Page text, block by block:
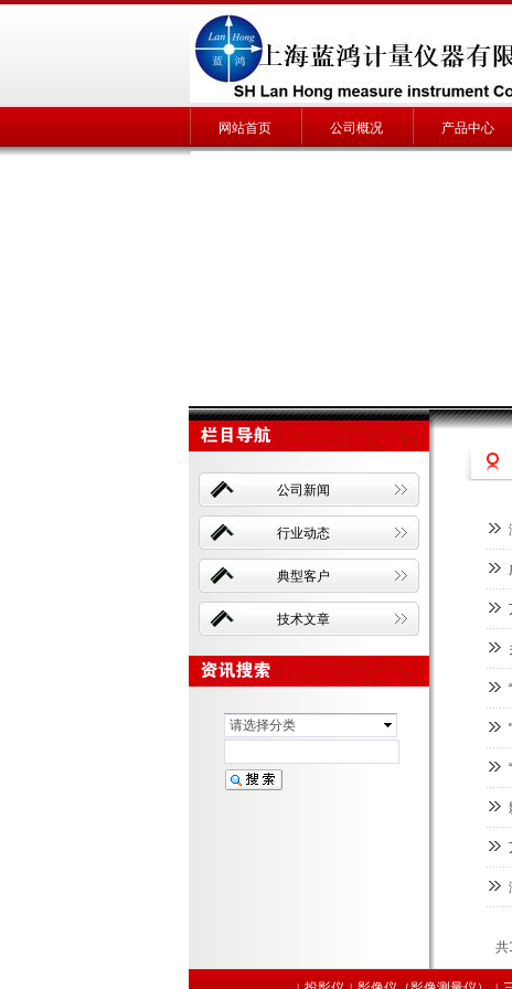
网站首页 公司概况 产品中心
公司新闻
行业动态
典型客户
技术文章
请选择分类
共